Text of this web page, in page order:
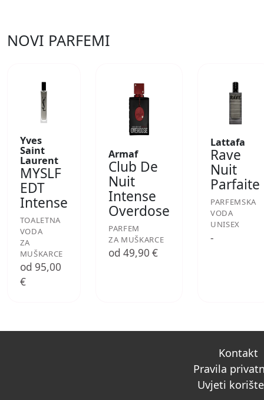
NOVI PARFEMI
Yves
Saint
Laurent
MYSLF
EDT
Intense
TOALETNA
VODA
ZA
MUŠKARCE
od 95,00
€
Armaf
Club De
Nuit
Intense
Overdose
PARFEM
ZA MUŠKARCE
od 49,90 €
Lattafa
Rave
Nuit
Parfaite
PARFEMSKA
VODA
UNISEX
-
Kontakt
Pravila
Uvjeti